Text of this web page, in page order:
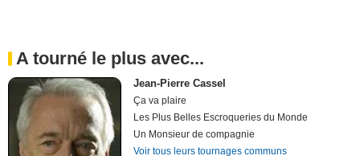
A tourné le plus avec...
Jean-Pierre Cassel
Ça va plaire
Les Plus Belles Escroqueries du Monde
Un Monsieur de compagnie
Voir tous leurs tournages communs